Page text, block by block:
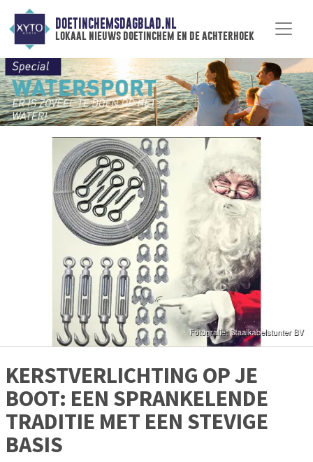
DOETINCHEMSDAGBLAD.NL
lokaal nieuws doetinchem en de achterhoek
KERSTVERLICHTING OP JE
BOOT: EEN SPRANKELENDE
TRADITIE MET EEN STEVIGE
BASIS